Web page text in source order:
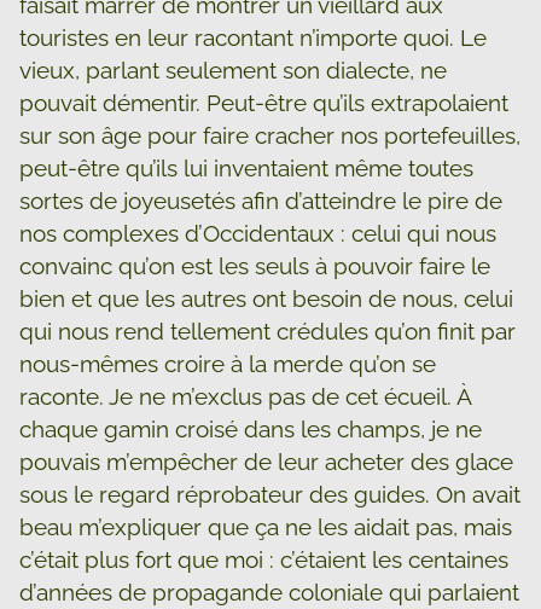
touristes en leur racontant n’importe quoi. Le
vieux, parlant seulement son dialecte, ne
pouvait démentir. Peut-être qu’ils extrapolaient
sur son âge pour faire cracher nos portefeuilles,
peut-être qu’ils lui inventaient même toutes
sortes de joyeusetés afin d’atteindre le pire de
nos complexes d’Occidentaux : celui qui nous
convainc qu’on est les seuls à pouvoir faire le
bien et que les autres ont besoin de nous, celui
qui nous rend tellement crédules qu’on finit par
nous-mêmes croire à la merde qu’on se
raconte. Je ne m’exclus pas de cet écueil. À
chaque gamin croisé dans les champs, je ne
pouvais m’empêcher de leur acheter des glace
sous le regard réprobateur des guides. On avait
beau m’expliquer que ça ne les aidait pas, mais
c’était plus fort que moi : c’étaient les centaines
d’années de propagande coloniale qui parlaient